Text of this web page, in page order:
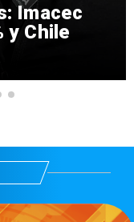
Imacec
y Chile